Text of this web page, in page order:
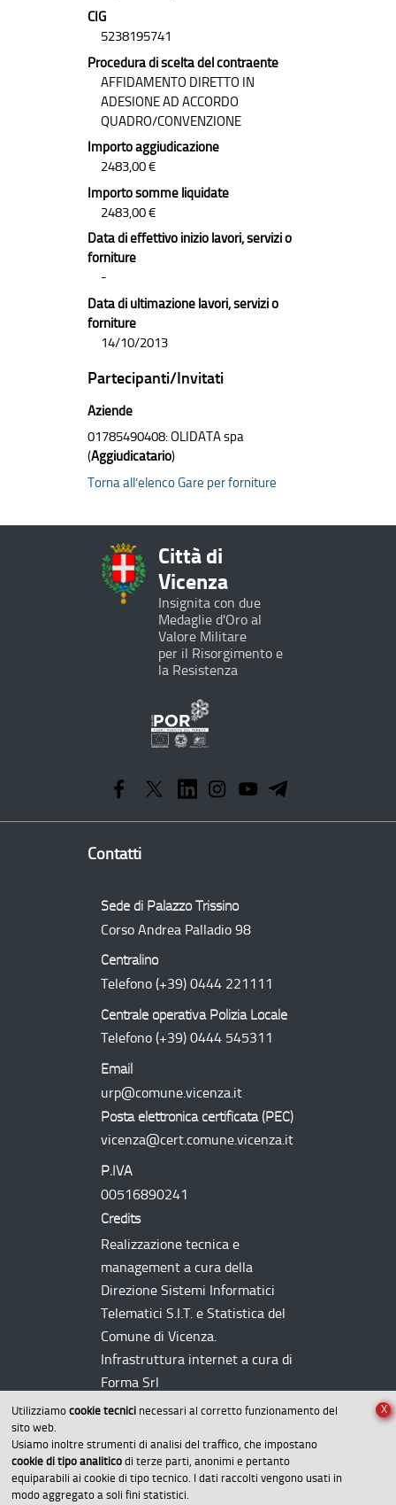
Utilizziamo cookie tecnici necessari al corretto funzionamento del
sito web.
Usiamo inoltre strumenti di analisi del traffico, che impostano
cookie di tipo analitico di terze parti, anonimi e pertanto
equiparabili ai cookie di tipo tecnico. I dati raccolti vengono usati in
modo aggregato a soli fini statistici.
X
CIG
5238195741
Procedura di scelta del contraente
AFFIDAMENTO DIRETTO IN
ADESIONE AD ACCORDO
QUADRO/CONVENZIONE
Importo aggiudicazione
2483,00 €
Importo somme liquidate
2483,00 €
Data di effettivo inizio lavori, servizi o
forniture
-
Data di ultimazione lavori, servizi o
forniture
14/10/2013
Partecipanti/Invitati
Aziende
01785490408: OLIDATA spa
(Aggiudicatario)
Torna all’elenco Gare per forniture
Città di
Vicenza
Insignita con due
Medaglie d'Oro al
Valore Militare
per il Risorgimento e
la Resistenza
Operativo
Regionale
Contatti
Sede di Palazzo Trissino
Corso Andrea Palladio 98
Centralino
Telefono (+39) 0444 221111
Centrale operativa Polizia Locale
Telefono (+39) 0444 545311
Email
urp@comune.vicenza.it
Posta elettronica certificata (PEC)
vicenza@cert.comune.vicenza.it
P.IVA
00516890241
Credits
Realizzazione tecnica e
management a cura della
Direzione Sistemi Informatici
Telematici S.I.T. e Statistica del
Comune di Vicenza.
Infrastruttura internet a cura di
Forma Srl